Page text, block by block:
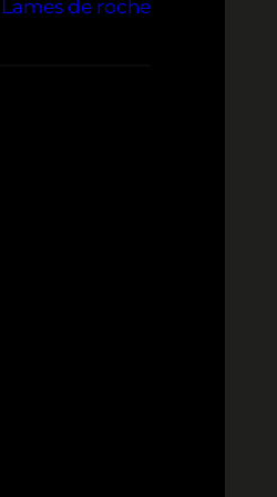
Lames de roche